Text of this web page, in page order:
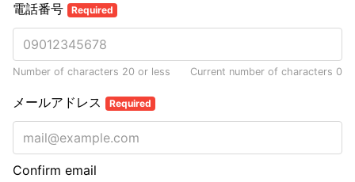
電話番号 Required
Number of characters 20 or less Current number of characters 0
メールアドレス Required
Confirm email